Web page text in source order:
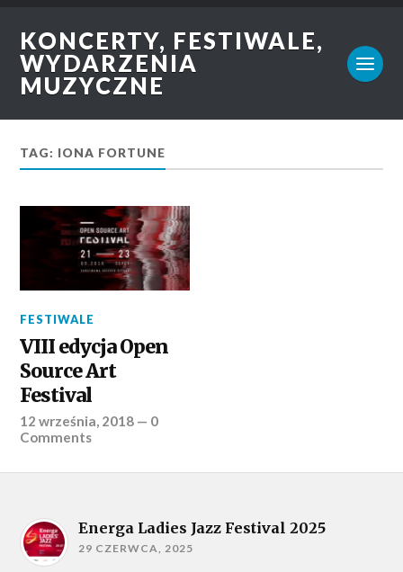
KONCERTY, FESTIWALE,
WYDARZENIA
MUZYCZNE
TAG: IONA FORTUNE
FESTIWALE
VIII edycja Open
Source Art
Festival
12 września, 2018 — 0
Comments
Energa Ladies Jazz Festival 2025
29 CZERWCA, 2025